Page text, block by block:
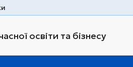
освіти та бізнесу